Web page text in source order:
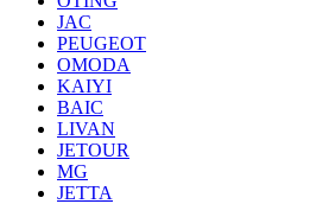
JAC
PEUGEOT
OMODA
KAIYI
BAIC
LIVAN
JETOUR
MG
JETTA